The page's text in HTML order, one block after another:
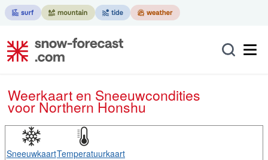
Weerkaart en Sneeuwcondities
voor Northern Honshu
SneeuwkaartTemperatuurkaart